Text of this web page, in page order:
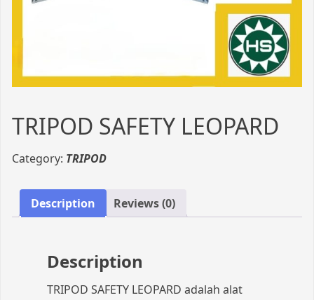
TRIPOD SAFETY LEOPARD
Category: TRIPOD
Description Reviews (0)
Description
TRIPOD SAFETY LEOPARD adalah alat